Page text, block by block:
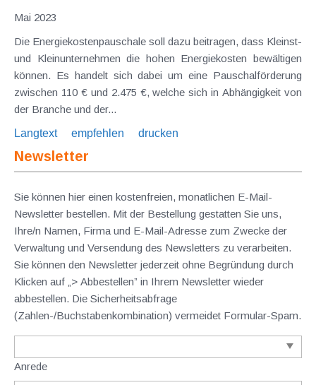
Mai 2023
Die Energiekostenpauschale soll dazu beitragen, dass Kleinst-
und Kleinunternehmen die hohen Energiekosten bewältigen
können. Es handelt sich dabei um eine Pauschalförderung
zwischen 110 € und 2.475 €, welche sich in Abhängigkeit von
der Branche und der...
Langtext
empfehlen drucken
Newsletter
Sie können hier einen kostenfreien, monatlichen E-Mail-
Newsletter bestellen. Mit der Bestellung gestatten Sie uns,
Ihre/n Namen, Firma und E-Mail-Adresse zum Zwecke der
Verwaltung und Versendung des Newsletters zu verarbeiten.
Sie können den Newsletter jederzeit ohne Begründung durch
Klicken auf „> Abbestellen” in Ihrem Newsletter wieder
abbestellen. Die Sicherheitsabfrage
(Zahlen-/Buchstabenkombination) vermeidet Formular-Spam.
Anrede